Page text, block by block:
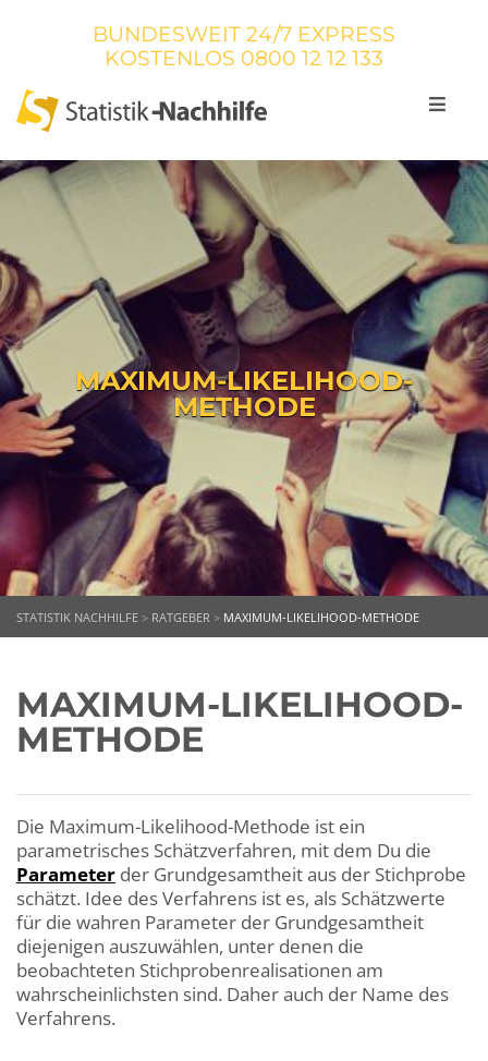
BUNDESWEIT 24/7 EXPRESS
KOSTENLOS 0800 12 12 133
MAXIMUM-LIKELIHOOD-
METHODE
STATISTIK NACHHILFE > RATGEBER > MAXIMUM-LIKELIHOOD-METHODE
MAXIMUM-LIKELIHOOD-
METHODE
Die Maximum-Likelihood-Methode ist ein
parametrisches Schätzverfahren, mit dem Du die
Parameter der Grundgesamtheit aus der Stichprobe
schätzt. Idee des Verfahrens ist es, als Schätzwerte
für die wahren Parameter der Grundgesamtheit
diejenigen auszuwählen, unter denen die
beobachteten Stichprobenrealisationen am
wahrscheinlichsten sind. Daher auch der Name des
Verfahrens.